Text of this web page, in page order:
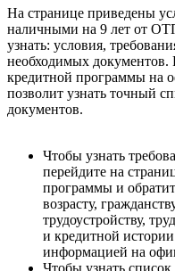
На странице приведены
наличными на 9 лет от
узнать: условия,
необходимых документов.
кредитной программы на
позволит узнать точный
документов.
Чтобы узнать
перейдите на
программы и
возрасту,
трудоустройству,
и кредитной
информацией на